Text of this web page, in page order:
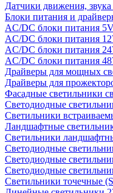
Датчики движения, звука
Блоки питания и
AC/DC блоки питания
AC/DC блоки питания
AC/DC блоки питания
AC/DC блоки питания
Драйверы для мощных
Драйверы для
Фасадные светильники
Светодиодные
Светильники
Ландшафтные
Светильники
Светодиодные
Светодиодные
Светодиодные
Светильники точечные